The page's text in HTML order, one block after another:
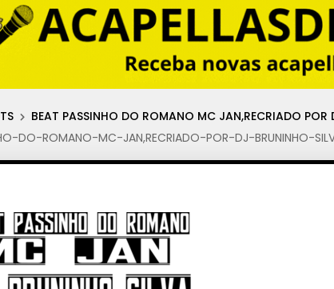
BEAT PASSINHO DO ROMANO MC JAN,RECRIADO
DO-ROMANO-MC-JAN,RECRIADO-POR-DJ-BRUNINHO-